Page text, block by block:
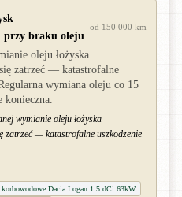
przy braku oleju
od 150 000 km
oleju łożyska
zatrzeć — katastrofalne
wymiana oleju co 15
wymianie oleju łożyska
zatrzeć — katastrofalne uszkodzenie
Dacia Logan 1.5 dCi 63kW